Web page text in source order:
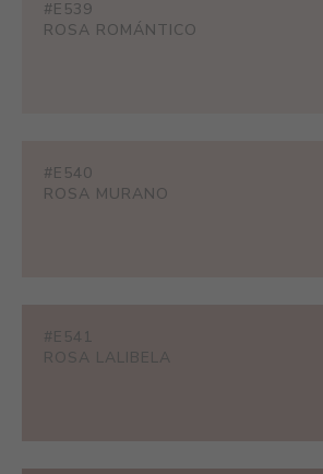
#E539
ROSA ROMÁNTICO
#E540
ROSA MURANO
#E541
ROSA LALIBELA